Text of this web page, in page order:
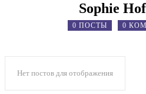
Sophie
0 ПОСТЫ 0
Нет постов для отображения